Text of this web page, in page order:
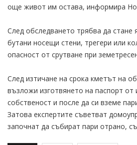
още живот им остава, информира
След обследването трябва да стане
бутани носещи стени, трегери или
опасност от срутване при
След изтичане на срока кметът на
възложи изготвянето на паспорт
собственост и после да си вземе
Затова експертите съветват
започнат да събират пари отрано,